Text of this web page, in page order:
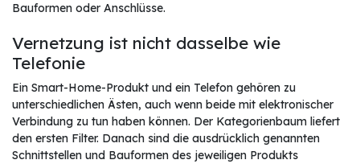
Bauformen oder Anschlüsse.
Vernetzung ist nicht dasselbe wie
Telefonie
Ein Smart-Home-Produkt und ein Telefon gehören zu
unterschiedlichen Ästen, auch wenn beide mit elektronischer
Verbindung zu tun haben können. Der Kategorienbaum liefert
den ersten Filter. Danach sind die ausdrücklich genannten
Schnittstellen und Bauformen des jeweiligen Produkts